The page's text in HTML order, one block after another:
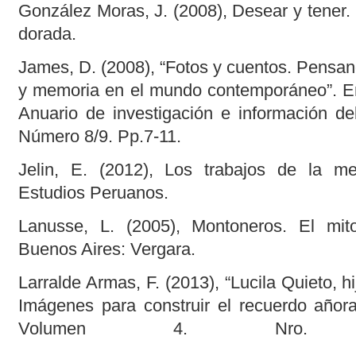
González Moras, J. (2008), Desear y
dorada.
James, D. (2008), “Fotos y cuentos.
y memoria en el mundo contemporáneo”.
Anuario de investigación e información
Número 8/9. Pp.7-11.
Jelin, E. (2012), Los trabajos de la
Estudios Peruanos.
Lanusse, L. (2005), Montoneros. El
Buenos Aires: Vergara.
Larralde Armas, F. (2013), “Lucila Quieto,
Imágenes para construir el recuerdo
Volumen 4. Nro.